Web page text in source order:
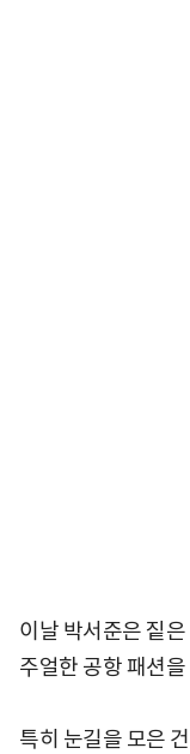
이날 박서준은 짙
주얼한 공항 패션
특히 눈길을 모은